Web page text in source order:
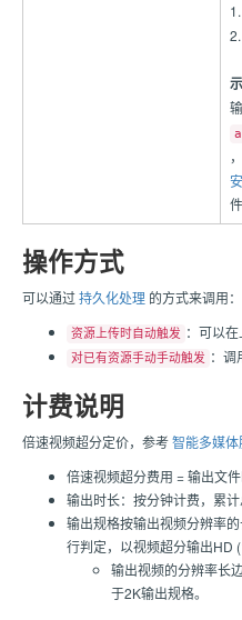
2.
操作方式
可以通过持久化处理 的方式来调用：
资源上传时自动触发 ：可以
对已有资源手动手动触发 ：调
计费说明
倍速视频超分定价，参考智能多媒
倍速视频超分费用 = 输出文件
输出时长：按分钟计费，累
输出规格按输出视频分辨率
行判定，以视频超分输出HD
输出视频的分辨率长
于2K输出规格。